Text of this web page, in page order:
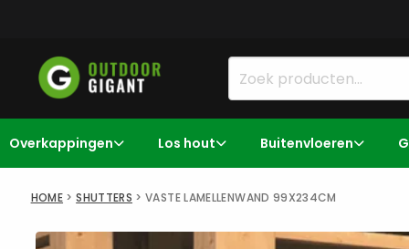
Overkappingen Los hout Buitenvloeren
HOME >SHUTTERS >VASTE LAMELLENWAND 99X234CM